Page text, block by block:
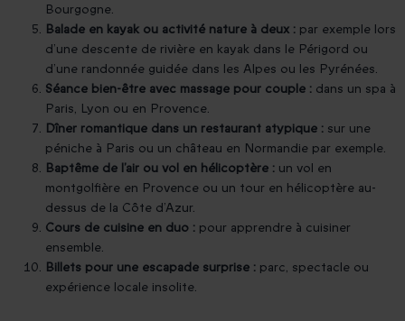
Bourgogne.
Balade en kayak ou activité nature à deux : par exemple lors
d’une descente de rivière en kayak dans le Périgord ou
d’une randonnée guidée dans les Alpes ou les Pyrénées.
Séance bien-être avec massage pour couple : dans un spa à
Paris, Lyon ou en Provence.
Dîner romantique dans un restaurant atypique : sur une
péniche à Paris ou un château en Normandie par exemple.
Baptême de l’air ou vol en hélicoptère : un vol en
montgolfière en Provence ou un tour en hélicoptère au-
dessus de la Côte d’Azur.
Cours de cuisine en duo : pour apprendre à cuisiner
ensemble.
Billets pour une escapade surprise : parc, spectacle ou
expérience locale insolite.